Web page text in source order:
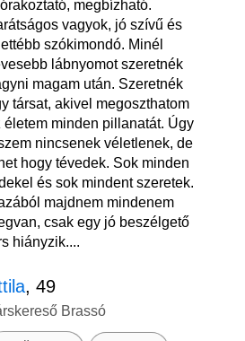
megbízható.
vagyok, jó szívű és
szókimondó. Minél
lábnyomot szeretnék
magam után. Szeretnék
társat, akivel megoszthatom
életem minden pillanatát. Úgy
nincsenek véletlenek, de
hogy tévedek. Sok minden
és sok mindent szeretek.
majdnem mindenem
csak egy jó beszélgető
hiányzik....
, 49
Brassó